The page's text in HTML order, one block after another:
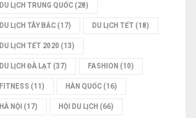
DU LỊCH TRUNG QUỐC(28)
DU LỊCH TÂY BẮC(17) DU LỊCH TẾT(18)
DU LỊCH TẾT 2020 (13)
DU LỊCH ĐÀ LẠT(37) FASHION (10)
FITNESS (11) HÀN QUỐC(16)
HÀ NỘI (17) HỘI DU LỊCH (66)